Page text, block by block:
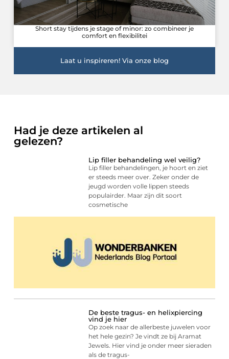
Short stay tijdens je stage of minor: zo combineer je
comfort en flexibilitei
Laat u inspireren! Via onze blog
Had je deze artikelen al
gelezen?
Lip filler behandeling wel veilig?
Lip filler behandelingen, je hoort en ziet
er steeds meer over. Zeker onder de
jeugd worden volle lippen steeds
populairder. Maar zijn dit soort
cosmetische
De beste tragus- en helixpiercing
vind je hier
Op zoek naar de allerbeste juwelen voor
het hele gezin? Je vindt ze bij Aramat
Jewels. Hier vind je onder meer sieraden
als de tragus-